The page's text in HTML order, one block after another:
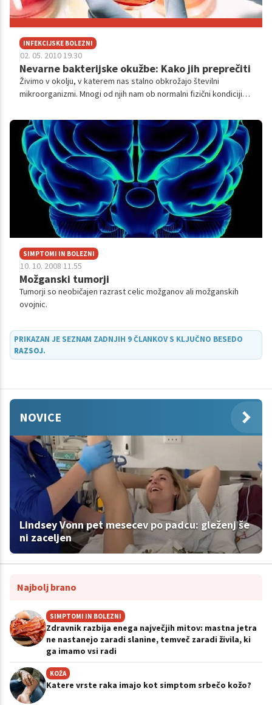
INFEKCIJSKE BOLEZNI
02. 05. 2010 19.30
Nevarne bakterijske okužbe: Kako jih preprečiti
Živimo v okolju, v katerem nas stalno obkrožajo številni
mikroorganizmi. Mnogi od njih nam ob normalni fizični kondiciji
naseljujejo na primer našo črevesno floro.
SIMPTOMI IN BOLEZNI
10. 10. 2008 11.55
Možganski tumorji
Tumorji so neobičajen razrast celic možganov ali možganskih
ovojnic.
PRIKAZAN JE SEZNAM ZADNJIH 9 ČLANKOV S KLJUČNO BESEDO
RAZSOJ.
NOVICE
Lindsey Vonn pet mesecev po padcu: gleženj še
ni zaceljen
Najbolj brano
SIMPTOMI IN BOLEZNI
Zdravnik razbija enega največjih mitov: mastna jetra
ne nastanejo zaradi slanine, temveč zaradi živila, ki
ga imamo vsi radi
KOŽA
Katere vrste raka imajo kot simptom srbečo kožo?